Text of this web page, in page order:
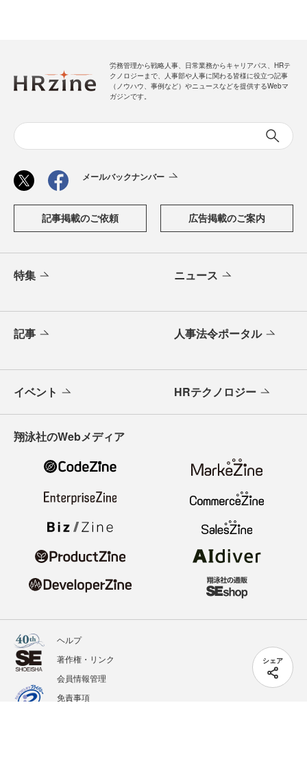
シェア
労務管理から戦略人事、日常業務からキャリアパス、HRテ
クノロジーまで、人事部や人事に関わる皆様に役立つ記事
（ノウハウ、事例など）やニュースなどを提供するWebマ
ガジンです。
メールバックナンバー
記事掲載のご依頼 広告掲載のご案内
特集 ニュース
記事 人事法令ポータル
イベント HRテクノロジー
翔泳社のWebメディア
ヘルプ
著作権・リンク
会員情報管理
免責事項